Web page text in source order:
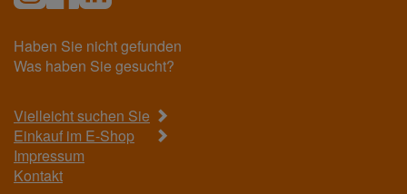
Haben Sie nicht gefunden
Was haben Sie gesucht?
Vielleicht suchen Sie
Einkauf im E-Shop
Impressum
Kontakt